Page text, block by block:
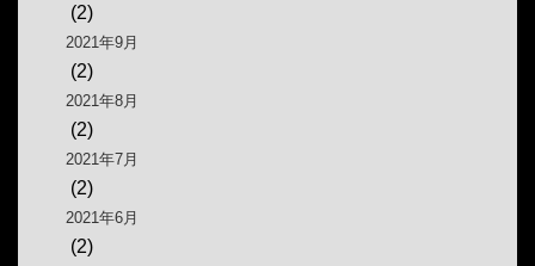
(2)
2021年9月
(2)
2021年8月
(2)
2021年7月
(2)
2021年6月
(2)